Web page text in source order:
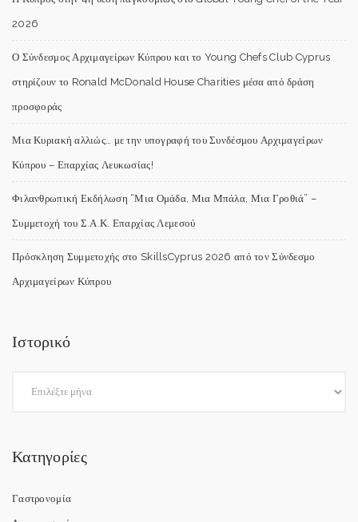
2026
Ο Σύνδεσμος Αρχιμαγείρων Κύπρου και το Young Chefs Club Cyprus
στηρίζουν το Ronald McDonald House Charities μέσα από δράση
προσφοράς
Μια Κυριακή αλλιώς… με την υπογραφή του Συνδέσμου Αρχιμαγείρων
Κύπρου – Επαρχίας Λευκωσίας!
Φιλανθρωπική Εκδήλωση “Μια Ομάδα, Μια Μπάλα, Μια Γροθιά” –
Συμμετοχή του Σ.Α.Κ. Επαρχίας Λεμεσού
Πρόσκληση Συμμετοχής στο SkillsCyprus 2026 από τον Σύνδεσμο
Αρχιμαγείρων Κύπρου
Ιστορικό
Κατηγορίες
Γαστρονομία